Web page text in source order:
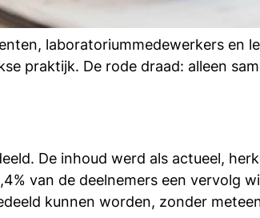
laboratoriummedewerkers en
praktijk. De rode draad: alleen
De inhoud werd als actueel,
van de deelnemers een vervolg
kunnen worden, zonder